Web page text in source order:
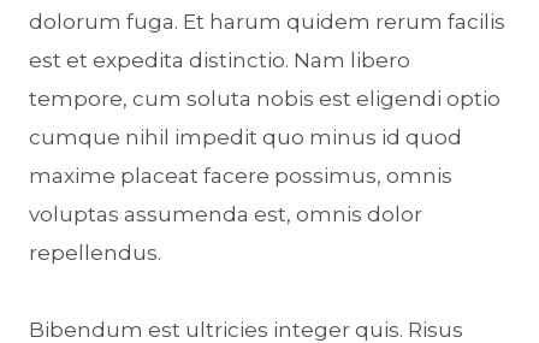
dolorum fuga. Et harum quidem rerum facilis
est et expedita distinctio. Nam libero
tempore, cum soluta nobis est eligendi optio
cumque nihil impedit quo minus id quod
maxime placeat facere possimus, omnis
voluptas assumenda est, omnis dolor
repellendus.
Bibendum est ultricies integer quis. Risus